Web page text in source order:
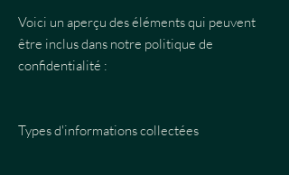
Voici un aperçu des éléments qui peuvent
être inclus dans notre politique de
confidentialité :
Types d'informations collectées